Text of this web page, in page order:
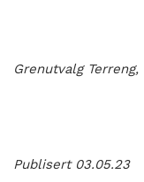
Grenutvalg Terreng,
Publisert 03.05.23